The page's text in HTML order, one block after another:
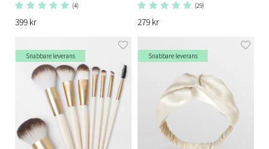
(4)
399 kr
(29)
279 kr
Snabbare leverans Snabbare leverans